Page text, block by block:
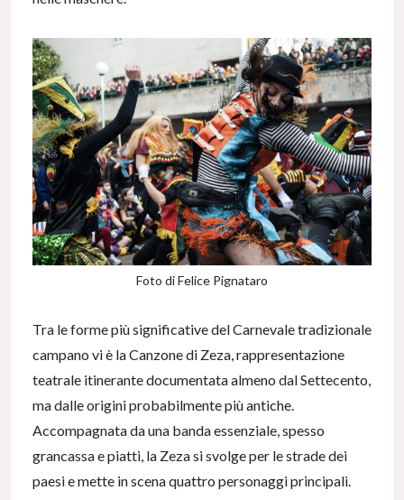
Foto di Felice Pignataro
Tra le forme più significative del Carnevale tradizionale
campano vi è la Canzone di Zeza, rappresentazione
teatrale itinerante documentata almeno dal Settecento,
ma dalle origini probabilmente più antiche.
Accompagnata da una banda essenziale, spesso
grancassa e piatti, la Zeza si svolge per le strade dei
paesi e mette in scena quattro personaggi principali.